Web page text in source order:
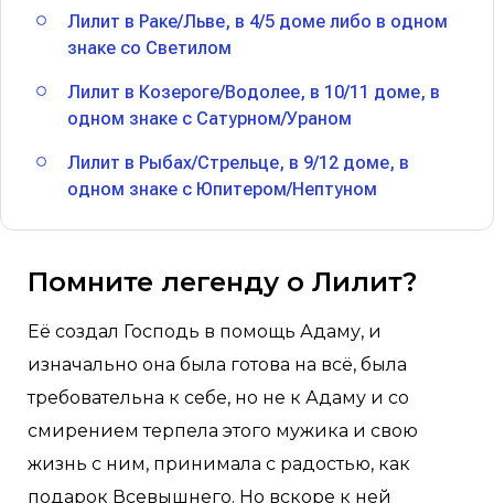
Лилит в Раке/Льве, в 4/5 доме либо в одном
знаке со Светилом
Лилит в Козероге/Водолее, в 10/11 доме, в
одном знаке с Сатурном/Ураном
Лилит в Рыбах/Стрельце, в 9/12 доме, в
одном знаке с Юпитером/Нептуном
Помните легенду о Лилит?
Её создал Господь в помощь Адаму, и
изначально она была готова на всё, была
требовательна к себе, но не к Адаму и со
смирением терпела этого мужика и свою
жизнь с ним, принимала с радостью, как
подарок Всевышнего. Но вскоре к ней